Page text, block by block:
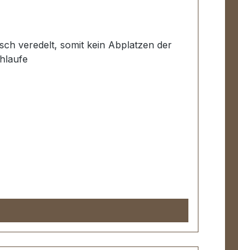
veredelt, somit kein Abplatzen der